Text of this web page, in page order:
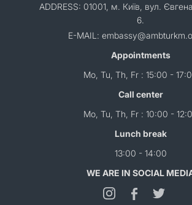
ADDRESS: 01001, м. Київ, вул.
6.
E-MAIL:
Appointments
Mo, Tu, Th, Fr : 15:00 -
Call center
Mo, Tu, Th, Fr : 10:00 -
Lunch break
13:00 - 14:00
WE ARE IN SOCIAL